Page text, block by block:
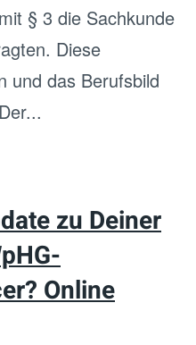
§ 3 die Sachkunde
Diese
und das Berufsbild
zu Deiner
Online